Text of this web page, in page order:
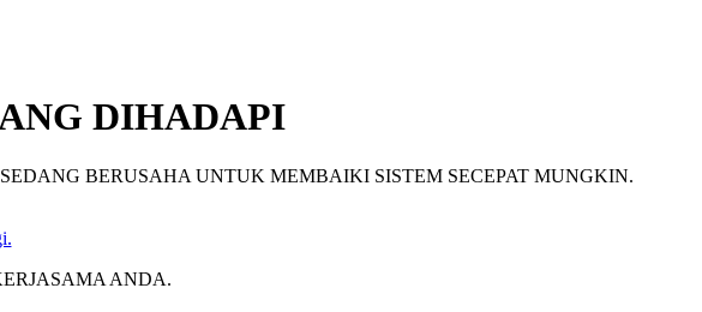
DIHADAPI
BERUSAHA UNTUK MEMBAIKI SISTEM SECEPAT MUNGKIN.
ANDA.